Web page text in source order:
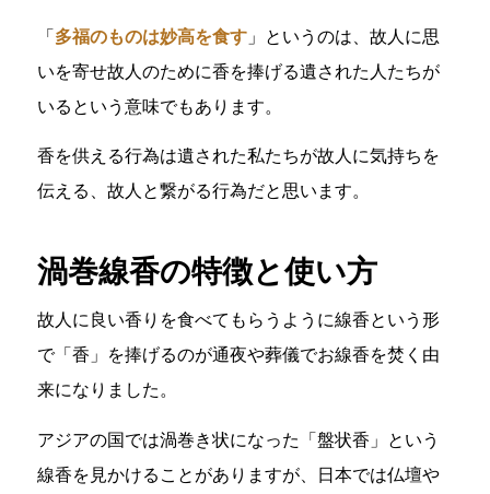
「多福のものは妙高を食す」というのは、故人に思
いを寄せ故人のために香を捧げる遺された人たちが
いるという意味でもあります。
香を供える行為は遺された私たちが故人に気持ちを
伝える、故人と繋がる行為だと思います。
渦巻線香の特徴と使い方
故人に良い香りを食べてもらうように線香という形
で「香」を捧げるのが通夜や葬儀でお線香を焚く由
来になりました。
アジアの国では渦巻き状になった「盤状香」という
線香を見かけることがありますが、日本では仏壇や